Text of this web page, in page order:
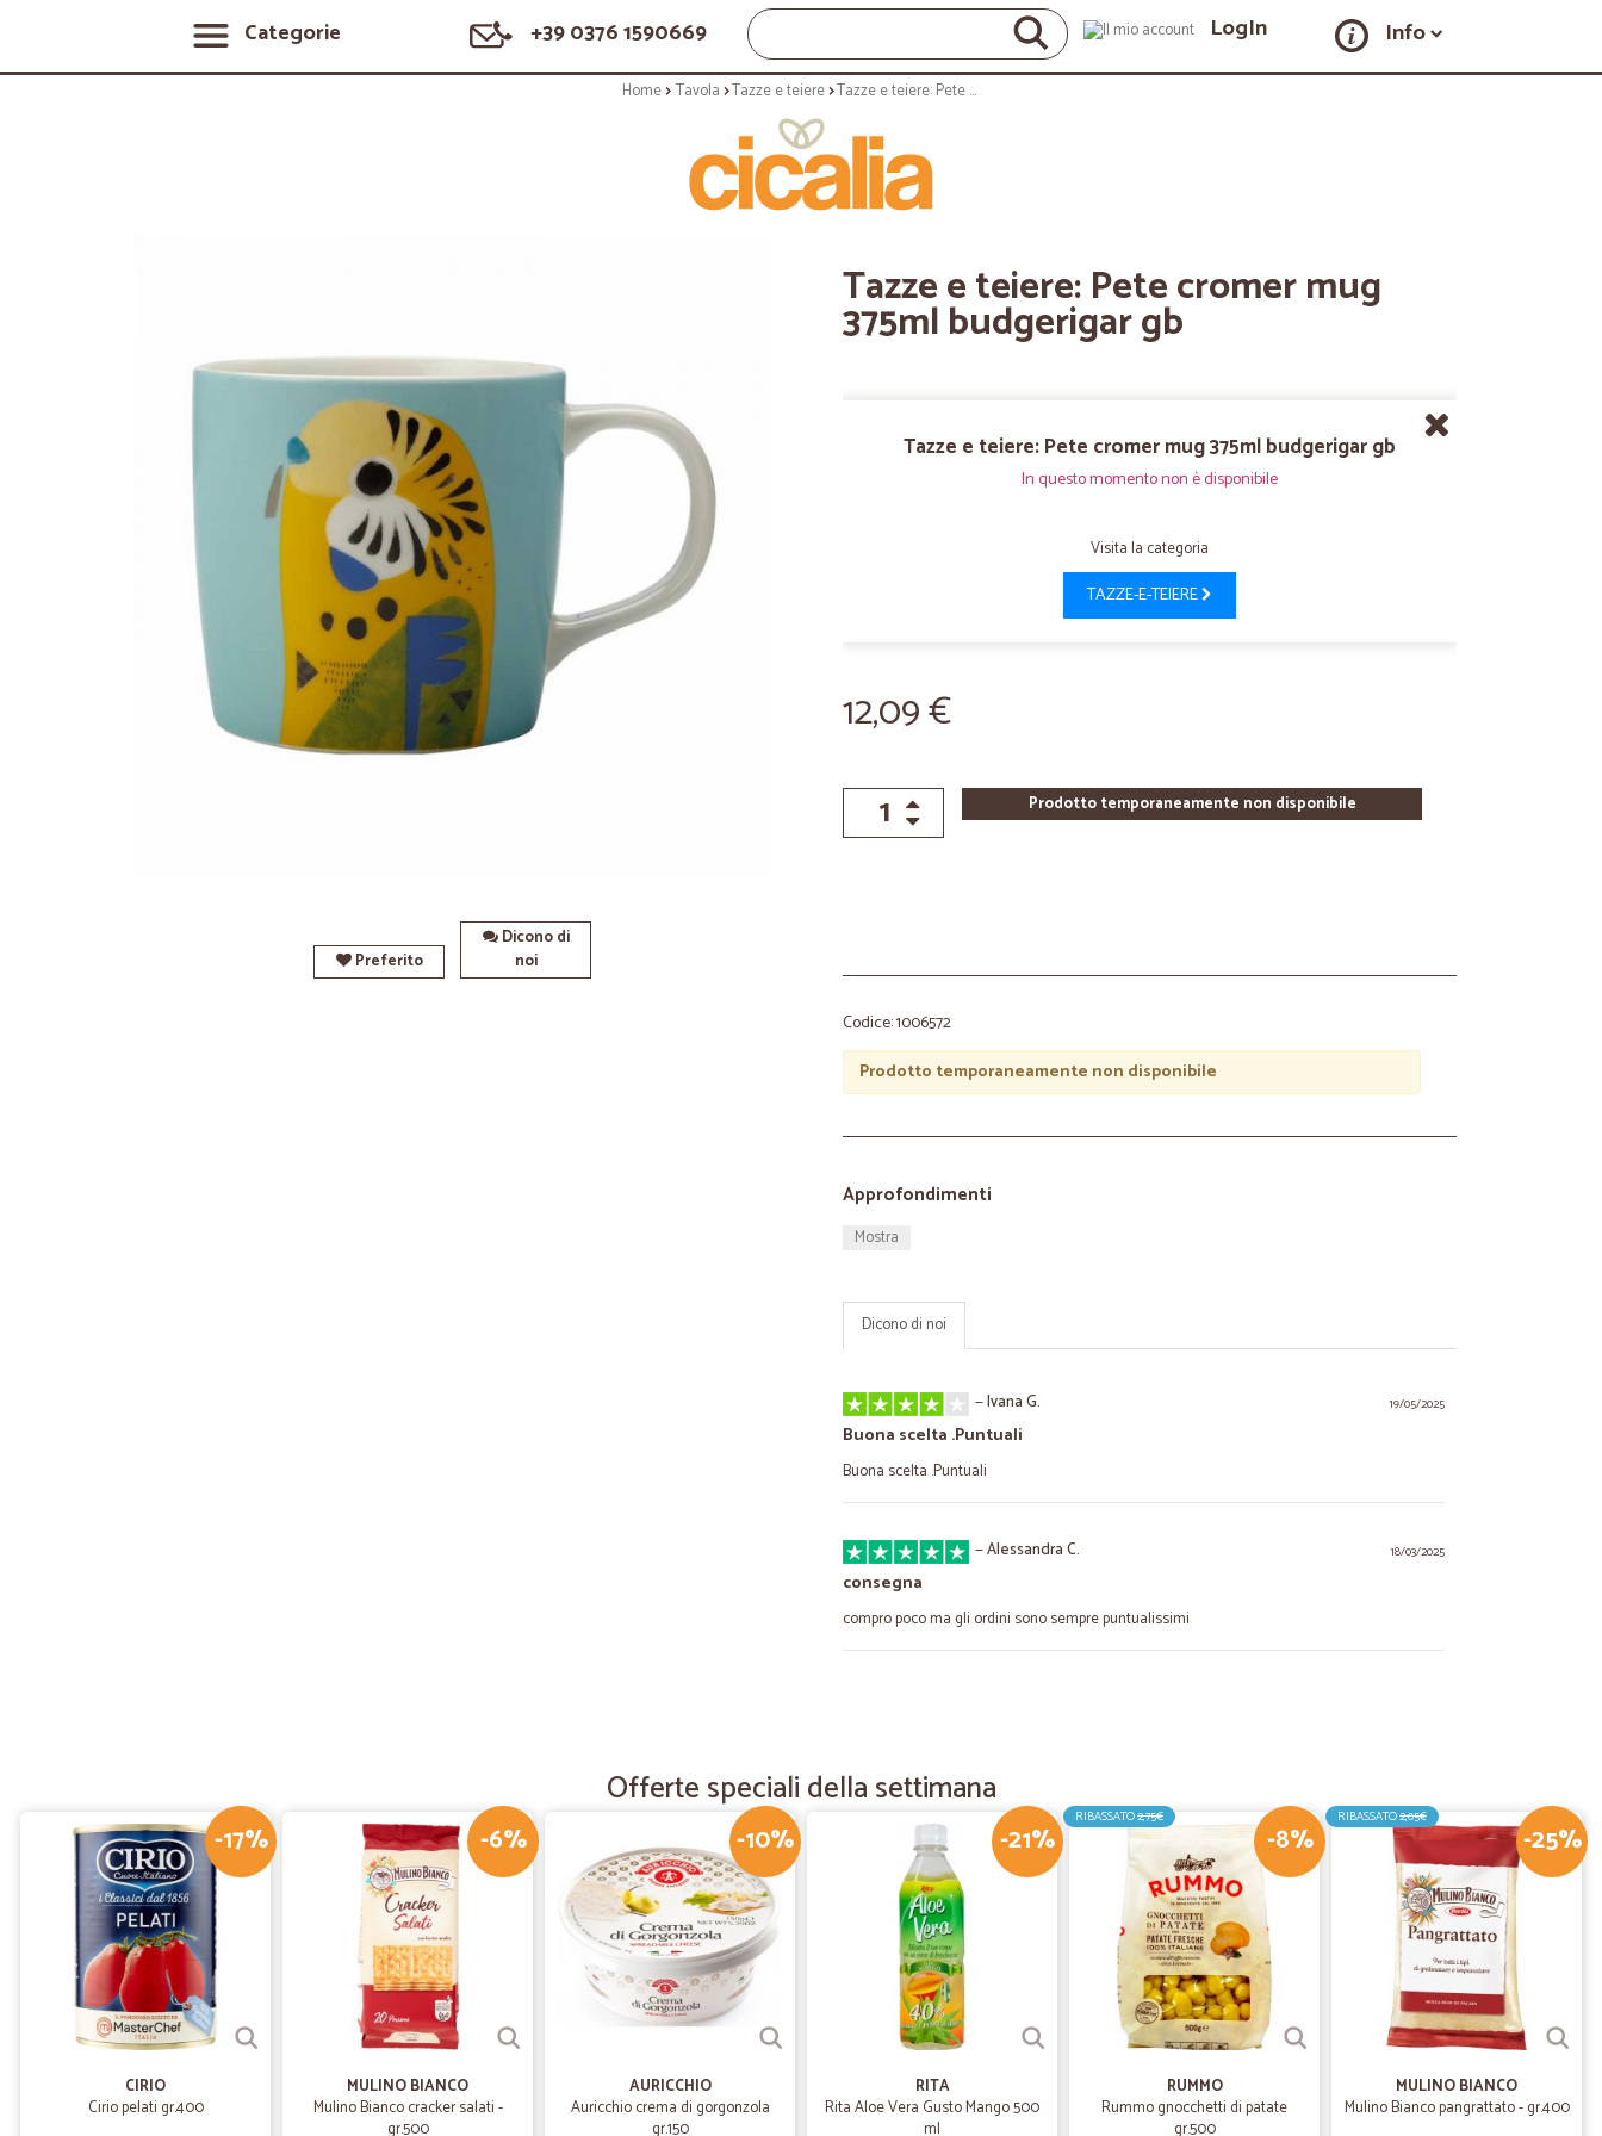
Categorie +39 0376 1590669 LogIn Info
Home Tavola Tazze e teiere Tazze e teiere: Pete cromer mug 375ml budgerigar gb
Preferito
Dicono di
noi
Tazze e teiere: Pete cromer mug
375ml budgerigar gb
Tazze e teiere: Pete cromer mug 375ml budgerigar gb
In questo momento non è disponibile
Visita la categoria
TAZZE-E-TEIERE
12,09 €
Prodotto temporaneamente non disponibile
Codice: 1006572
Prodotto temporaneamente non disponibile
Approfondimenti
Mostra
Dicono di noi
19/05/2025
—Ivana G.
Buona scelta .Puntuali
Buona scelta .Puntuali
18/03/2025
—Alessandra C.
consegna
compro poco ma gli ordini sono sempre puntualissimi
04/02/2022
Lillo C.
ASSOLUTAMENTE PERFETTO
ASSOLUTAMENTE PERFETTO
15/03/2021
Prezzi corretti.
Offerte speciali della settimana
-17%
CIRIO
Cirio pelati gr.400
-6%
MULINO BIANCO
Mulino Bianco cracker salati -
gr.500
-10%
AURICCHIO
Auricchio crema di gorgonzola
gr.150
-21%
RITA
Rita Aloe Vera Gusto Mango 500
ml
-8%
RIBASSATO2,75€
RUMMO
Rummo gnocchetti di patate
gr.500
-25%
RIBASSATO2,05€
MULINO BIANCO
Mulino Bianco pangrattato - gr.400